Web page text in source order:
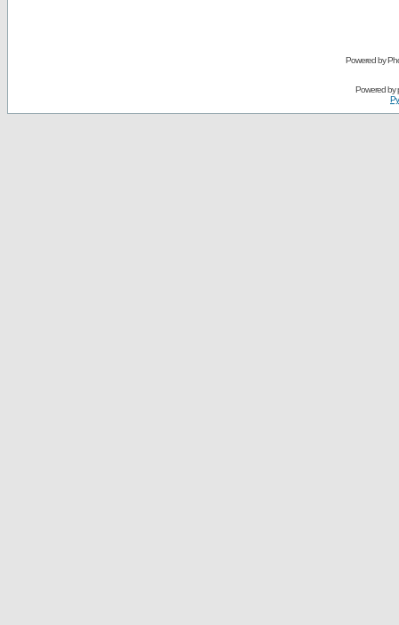
Powered by
Powered by